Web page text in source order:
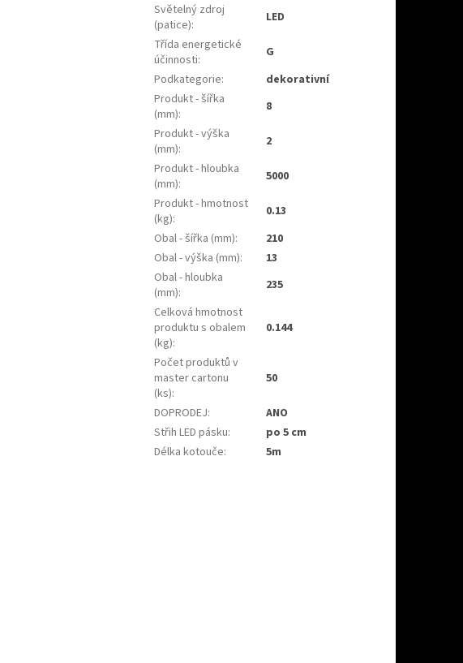
Světelný zdroj
(patice):
LED
Třída energetické
účinnosti:
G
Podkategorie:
dekorativní
Produkt - šířka
(mm):
8
Produkt - výška
(mm):
2
Produkt - hloubka
(mm):
5000
Produkt - hmotnost
(kg):
0.13
Obal - šířka (mm):
210
Obal - výška (mm):
13
Obal - hloubka
(mm):
235
Celková hmotnost
produktu s obalem
(kg):
0.144
Počet produktů v
master cartonu
(ks):
50
DOPRODEJ:
ANO
Střih LED pásku:
po 5 cm
Délka kotouče: 5m